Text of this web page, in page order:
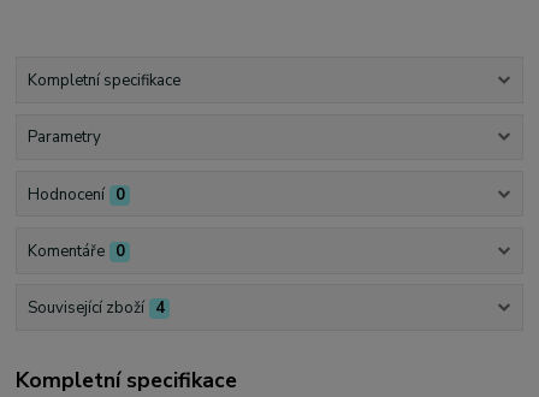
Kompletní specifikace
Parametry
Hodnocení 0
Komentáře 0
Související zboží 4
Kompletní specifikace